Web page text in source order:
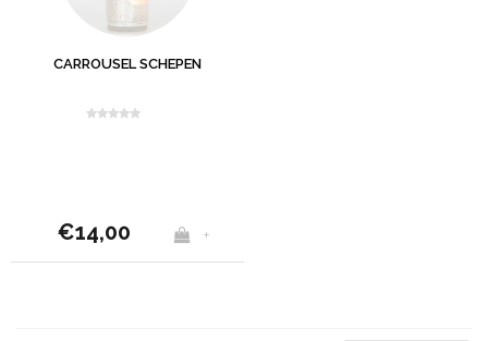
CARROUSEL SCHEPEN
€14,00 +